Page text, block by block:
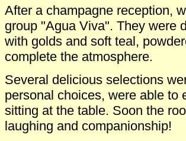
After a champagne reception,
group "Agua Viva". They were
with golds and soft teal,
complete the atmosphere.
Several delicious selections
personal choices, were able to
sitting at the table. Soon the
laughing and companionship!